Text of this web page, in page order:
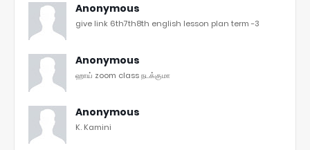
Anonymous
give link 6th7th8th english lesson plan term -3
Anonymous
ஹாய் zoom class நடக்குமா
Anonymous
K. Kamini